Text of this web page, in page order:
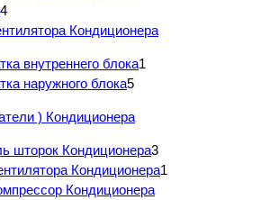
4
Кондиционера
внутреннего блока1
наружного блока5
) Кондиционера
шторок Кондиционера3
Кондиционера1
Кондиционера